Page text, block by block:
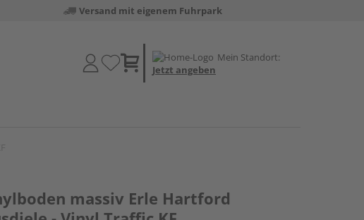
Versand mit eigenem Fuhrpark
Mein Standort:
Jetzt angeben
massiv Erle Hartford